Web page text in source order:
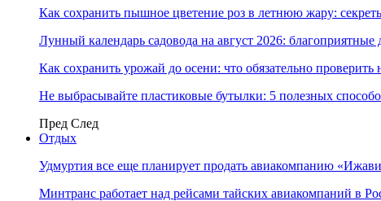
Как сохранить пышное цветение роз в летнюю жару:
Лунный календарь садовода на август 2026:
Как сохранить урожай до осени: что обязательно проверить
Не выбрасывайте пластиковые бутылки: 5 полезных
Пред След
Отдых
Удмуртия все еще планирует продать авиакомпанию
Минтранс работает над рейсами тайских авиакомпаний в